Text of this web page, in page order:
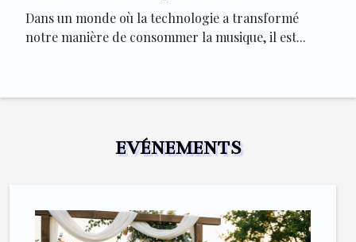
musique
Dans un monde où la technologie a transformé
notre manière de consommer la musique, il est...
EVÉNEMENTS